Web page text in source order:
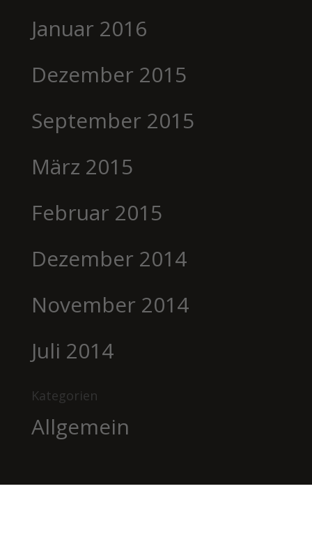
Januar 2016
Dezember 2015
September 2015
März 2015
Februar 2015
Dezember 2014
November 2014
Juli 2014
Kategorien
Allgemein